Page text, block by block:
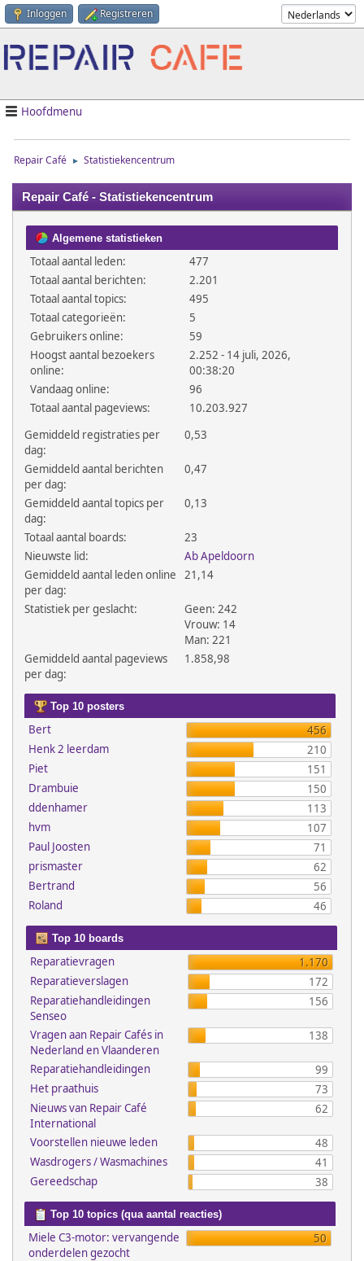
Inloggen Registreren
Hoofdmenu
Repair Café ► Statistiekencentrum
Repair Café - Statistiekencentrum
Algemene statistieken
Totaal aantal leden:
477
Totaal aantal berichten:
2.201
Totaal aantal topics:
495
Totaal categorieën:
5
Gebruikers online:
59
Hoogst aantal bezoekers
online:
2.252 - 14 juli, 2026,
00:38:20
Vandaag online:
96
Totaal aantal pageviews:
10.203.927
Gemiddeld registraties per
dag:
0,53
Gemiddeld aantal berichten
per dag:
0,47
Gemiddeld aantal topics per
dag:
0,13
Totaal aantal boards:
23
Nieuwste lid:
Ab Apeldoorn
Gemiddeld aantal leden online
per dag:
21,14
Statistiek per geslacht:
Geen: 242
Vrouw: 14
Man: 221
Gemiddeld aantal pageviews
per dag:
1.858,98
Top 10 posters
Bert
456
Henk 2 leerdam
210
Piet
151
Drambuie
150
ddenhamer
113
hvm
107
Paul Joosten
71
prismaster
62
Bertrand
56
Roland
46
Top 10 boards
Reparatievragen
1.170
Reparatieverslagen
172
Reparatiehandleidingen
Senseo
156
Vragen aan Repair Cafés in
Nederland en Vlaanderen
138
Reparatiehandleidingen
99
Het praathuis
73
Nieuws van Repair Café
International
62
Voorstellen nieuwe leden
48
Wasdrogers / Wasmachines
41
Gereedschap
38
Top 10 topics (qua aantal reacties)
Miele C3-motor: vervangende
onderdelen gezocht
50